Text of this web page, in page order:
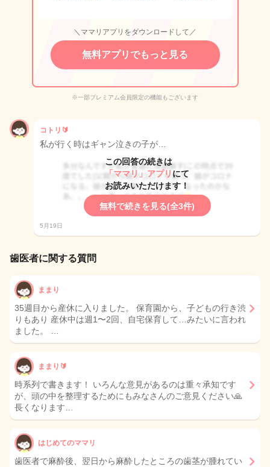
＼ママリアプリをダウンロードして／
無料アプリでもっと見る
※一部プレミアム会員限定の機能もございます
コトリ🔰
私が行く時はギャン泣きの子が…
この回答の続きは
「ママリ」アプリ にて
お読みいただけます！
無料で続きを見る(全3件)
5月19日
歯医者に関する質問
ままり
35週目から産休に入りました。 保育園から、子どもの行き渋
りもあり 産休中は週1〜2回、自宅保育して…みたいに言われ
ました。 …
ままり🔰
時系列で書きます！ いろんな意見があるのは重々承知です
が、頭の中を整理するためにもみなさんのご意見ください🙏
長くなります…
はじめてのママリ
歯医者で麻酔後、翌日から麻酔したところの歯茎が腫れてい